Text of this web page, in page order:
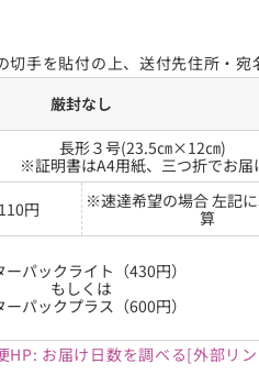
手を貼付の上、送付先住所・宛
厳封なし
長形３号(23.5㎝×12㎝)
※証明書はA4用紙、三つ折でお届
110円
※速達希望の場合 左記
算
ーパックライト（430円）
もしくは
ーパックプラス（600円）
HP: お届け日数を調べる[外部リ